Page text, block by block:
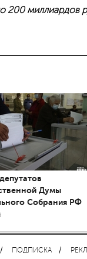
200 миллиардов
Думы
Собрания РФ
ПОДПИСКА